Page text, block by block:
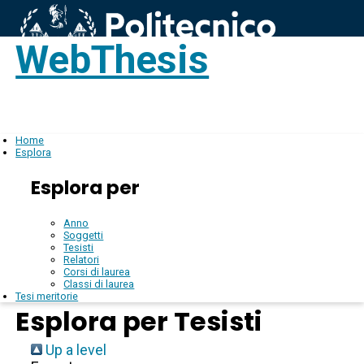
WebThesis
Home
Esplora
Esplora per
Anno
Soggetti
Tesisti
Relatori
Corsi di laurea
Classi di laurea
Tesi meritorie
Esplora per Tesisti
Up a level